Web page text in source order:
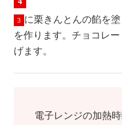
3 に栗きんとんの餡を
を作ります。チョコレ
げます。
電子レンジの加熱